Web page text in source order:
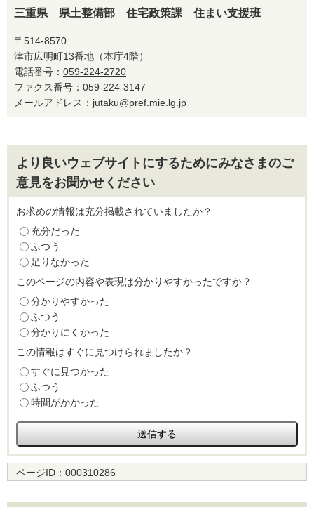
三重県 県土整備部 住宅政策課 住まい支援班
〒514-8570
津市広明町13番地（本庁4階）
電話番号： 059-224-2720
ファクス番号：059-224-3147
メールアドレス： jutaku@pref.mie.lg.jp
より良いウェブサイトにするためにみなさまのご
意見をお聞かせください
お求めの情報は充分掲載されていましたか？
充分だった
ふつう
足りなかった
このページの内容や表現は分かりやすかったですか？
分かりやすかった
ふつう
分かりにくかった
この情報はすぐに見つけられましたか？
すぐに見つかった
ふつう
時間がかかった
ページID： 000310286